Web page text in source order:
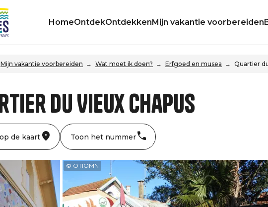
HomeOntdekOntdekkenMijn vakantie voorbereiden
Mijn vakantie voorbereiden Wat moet ik doen? Erfgoed en musea Quartier
du Vieux Chapus
de kaart Toon het nummer
© OTIOMN